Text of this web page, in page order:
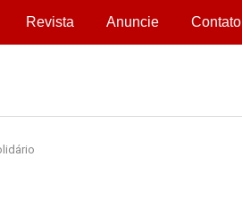
Revista Anuncie Contato